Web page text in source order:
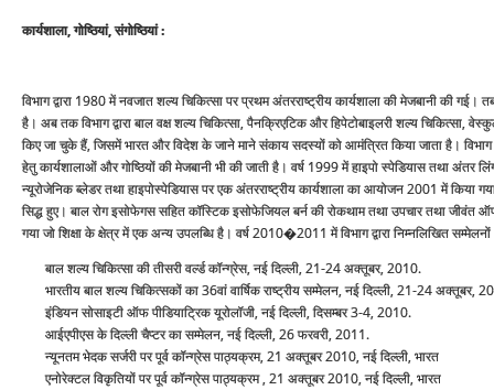
कार्यशाला, गोष्ठियां, संगोष्ठियां :
विभाग द्वारा 1980 में नवजात शल्‍य चिकित्‍सा पर प्रथम अंतरराष्‍ट्रीय कार्यशाला की मेजबानी की गई।
है। अब तक विभाग द्वारा बाल वक्ष शल्‍य चिकित्‍सा, पैनक्रिएटिक और हिपेटोबाइलरी शल्‍य चिकित्‍सा,
किए जा चुके हैं, जिसमें भारत और विदेश के जाने माने संकाय सदस्‍यों को आमंत्रित किया जाता है।
हेतु कार्यशालाओं और गोष्ठियों की मेजबानी भी की जाती है। वर्ष 1999 में हाइपो स्‍पेडियास तथा अंतर
न्‍यूरोजेनिक ब्‍लेडर तथा हाइपोस्‍पेडियास पर एक अंतरराष्‍ट्रीय कार्यशाला का आयोजन 2001 में किया
सिद्ध हुए। बाल रोग इसोफेगस सहित कॉस्टिक इसोफेजियल बर्न की रोकथाम तथा उपचार तथा जीवंत
गया जो शिक्षा के क्षेत्र में एक अन्‍य उपलब्धि है। वर्ष 2010�2011 में विभाग द्वारा निम्‍नलिखित
बाल शल्‍य चिकित्‍सा की तीसरी वर्ल्‍ड कॉन्‍ग्रेस, नई दिल्‍ली, 21-24 अक्‍तूबर, 2010.
भारतीय बाल शल्‍य चिकित्‍सकों का 36वां वार्षिक राष्‍ट्रीय सम्‍मेलन, नई दिल्‍ली, 21-24 अक्‍तूबर,
इंडियन सोसाइटी ऑफ पीडियाट्रिक यूरोलॉजी, नई दिल्‍ली, दिसम्‍बर 3-4, 2010.
आईएपीएस के दिल्‍ली चैप्‍टर का सम्‍मेलन, नई दिल्‍ली, 26 फरवरी, 2011.
न्‍यूनतम भेदक सर्जरी पर पूर्व कॉन्‍ग्रेस पाठ्यक्रम, 21 अक्‍तूबर 2010, नई दिल्‍ली, भारत
एनोरेक्‍टल विकृतियों पर पूर्व कॉन्‍ग्रेस पाठ्यक्रम , 21 अक्‍तूबर 2010, नई दिल्‍ली, भारत